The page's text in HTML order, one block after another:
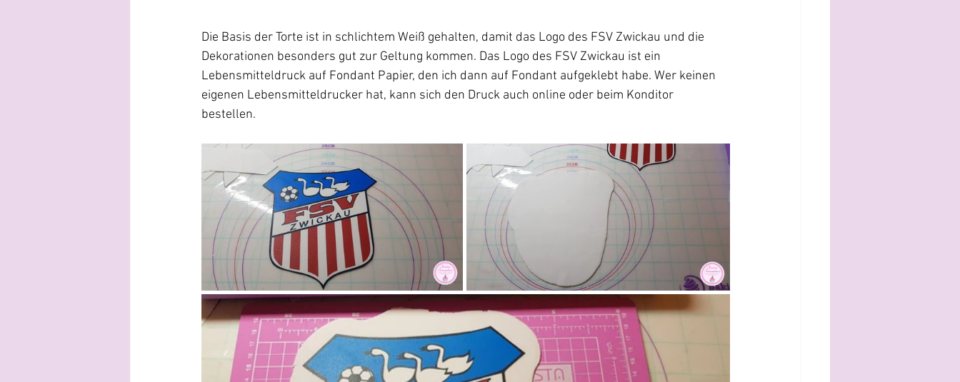
Die Basis der Torte ist in schlichtem Weiß gehalten, damit das Logo des FSV Zwickau und die
Dekorationen besonders gut zur Geltung kommen. Das Logo des FSV Zwickau ist ein
Lebensmitteldruck auf Fondant Papier, den ich dann auf Fondant aufgeklebt habe. Wer keinen
eigenen Lebensmitteldrucker hat, kann sich den Druck auch online oder beim Konditor
bestellen.